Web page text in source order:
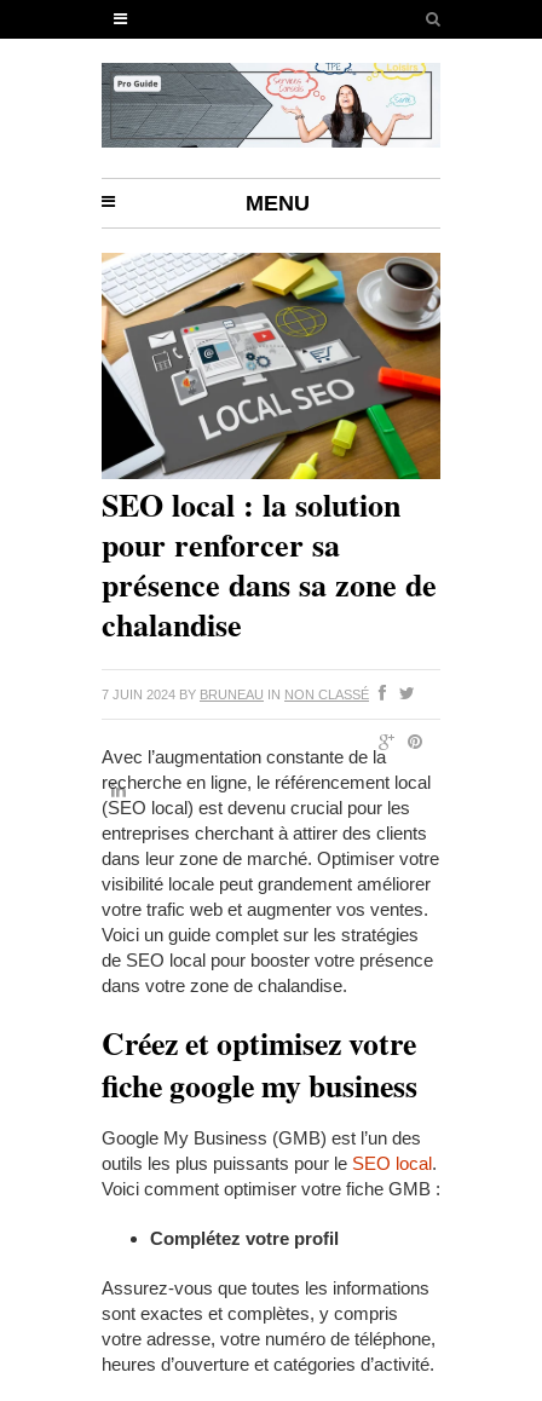
MENU
SEO local : la solution
pour renforcer sa
présence dans sa zone de
chalandise
7 JUIN 2024 BY BRUNEAU IN NON CLASSÉ
Avec l’augmentation constante de la
recherche en ligne, le référencement local
(SEO local) est devenu crucial pour les
entreprises cherchant à attirer des clients
dans leur zone de marché. Optimiser votre
visibilité locale peut grandement améliorer
votre trafic web et augmenter vos ventes.
Voici un guide complet sur les stratégies
de SEO local pour booster votre présence
dans votre zone de chalandise.
Créez et optimisez votre
fiche google my business
Google My Business (GMB) est l’un des
outils les plus puissants pour le SEO local.
Voici comment optimiser votre fiche GMB :
Complétez votre profil
Assurez-vous que toutes les informations
sont exactes et complètes, y compris
votre adresse, votre numéro de téléphone,
heures d’ouverture et catégories d’activité.